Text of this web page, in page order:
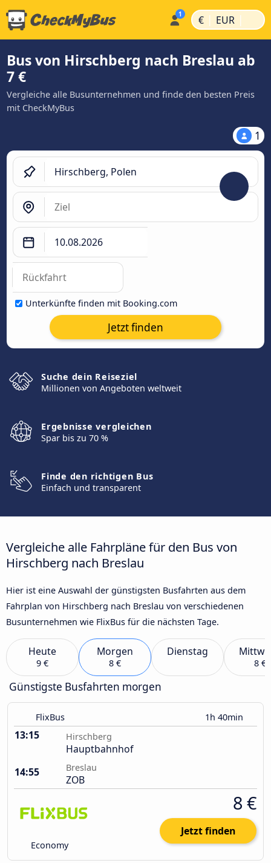
€ | EUR |
Bus von Hirschberg nach Breslau ab
7 €
Vergleiche alle Busunternehmen und finde den besten Preis
mit CheckMyBus
1
Unterkünfte finden mit Booking.com
Jetzt finden
Suche dein Reiseziel
Millionen von Angeboten weltweit
Ergebnisse vergleichen
Spar bis zu 70 %
Finde den richtigen Bus
Einfach und transparent
Vergleiche alle Fahrpläne für den Bus von
Hirschberg nach Breslau
Hier ist eine Auswahl der günstigsten Busfahrten aus dem
Fahrplan von Hirschberg nach Breslau von verschiedenen
Busunternehmen wie FlixBus für die nächsten Tage.
Heute
9 €
Morgen
8 €
Dienstag
8 €
Günstigste Busfahrten morgen
FlixBus 1h 40min
13:15 Hirschberg
Hauptbahnhof
14:55
Breslau
ZOB
Economy
8 €
Jetzt finden